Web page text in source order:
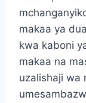
makaa ya
kwa kaboni
makaa na
uzalishaji wa